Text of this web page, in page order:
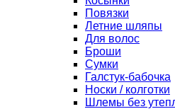
Повязки
Летние шляпы
Для волос
Броши
Сумки
Галстук-бабочка
Носки / колготки
Шлемы без